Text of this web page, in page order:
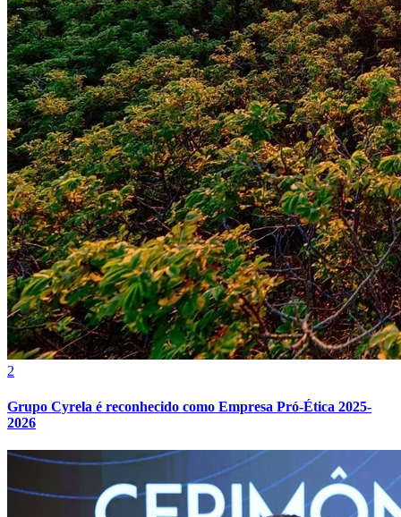
Fluminense
2
Grupo Cyrela é reconhecido como Empresa Pró-Ética 2025-
2026